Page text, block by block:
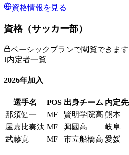
資格情報を見る
資格（サッカー部）
ベーシックプランで閲覧できます
J内定者一覧
2026年加入
選手名 POS 出身チーム 内定先
那須健一
MF 賢明学院高 熊本
屋嘉比奏汰 MF 興國高 岐阜
武藤寛
MF 市立船橋高 愛媛